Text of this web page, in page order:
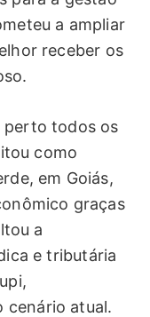
a ampliar
receber os
perto todos os
como
em Goiás,
graças
a
e tributária
cenário atual.